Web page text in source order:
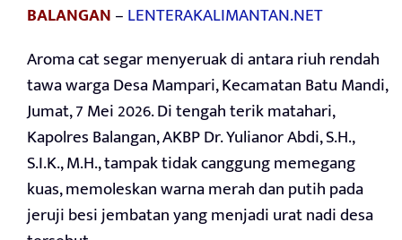
BALANGAN–LENTERAKALIMANTAN.NET
Aroma cat segar menyeruak di antara riuh rendah
tawa warga Desa Mampari, Kecamatan Batu Mandi,
Jumat, 7 Mei 2026. Di tengah terik matahari,
Kapolres Balangan, AKBP Dr. Yulianor Abdi, S.H.,
S.I.K., M.H., tampak tidak canggung memegang
kuas, memoleskan warna merah dan putih pada
jeruji besi jembatan yang menjadi urat nadi desa